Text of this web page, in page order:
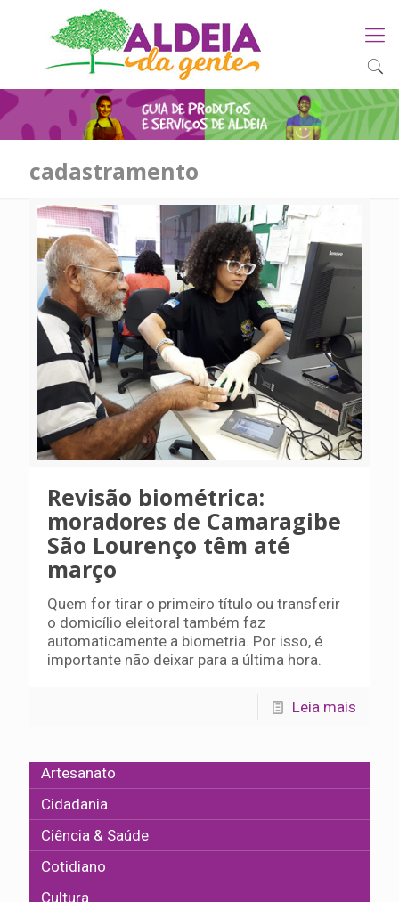
cadastramento
Revisão biométrica:
moradores de Camaragibe
São Lourenço têm até
março
Quem for tirar o primeiro título ou transferir
o domicílio eleitoral também faz
automaticamente a biometria. Por isso, é
importante não deixar para a última hora.
Leia mais
Artesanato
Cidadania
Ciência & Saúde
Cotidiano
Cultura